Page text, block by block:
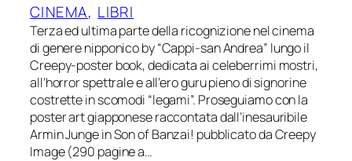
CINEMA, LIBRI
Terza ed ultima parte della ricognizione nel cinema
di genere nipponico by “Cappi-san Andrea” lungo il
Creepy-poster book, dedicata ai celeberrimi mostri,
all’horror spettrale e all’ero guru pieno di signorine
costrette in scomodi “legami”. Proseguiamo con la
poster art giapponese raccontata dall’inesauribile
Armin Junge in Son of Banzai! pubblicato da Creepy
Image (290 pagine a…